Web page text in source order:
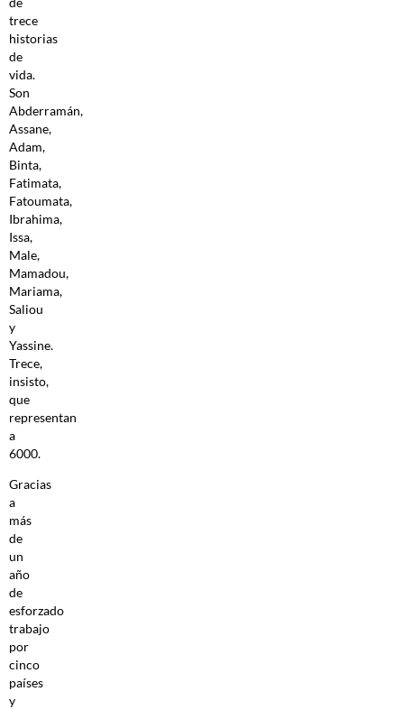
trece
historias
de
vida.
Son
Abderramán,
Assane,
Adam,
Binta,
Fatimata,
Fatoumata,
Ibrahima,
Issa,
Male,
Mamadou,
Mariama,
Saliou
y
Yassine.
Trece,
insisto,
que
representan
a
6000.
Gracias
a
más
de
un
año
de
esforzado
trabajo
por
cinco
países
y